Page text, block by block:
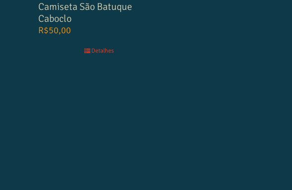
Camiseta São Batuque
Caboclo
R$50,00
Detalhes